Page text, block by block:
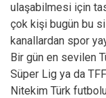
ulaşabilmesi için
çok kişi bugün bu
kanallardan spor
Bir gün en sevilen
Süper Lig ya da
Nitekim Türk